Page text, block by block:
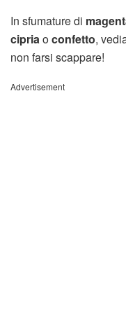
In sfumature di
cipria oconfetto,
non farsi scappare!
Advertisement